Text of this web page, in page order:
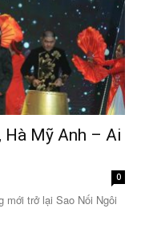
Hà Mỹ Anh – Ai
0
mới trở lại Sao Nối Ngôi